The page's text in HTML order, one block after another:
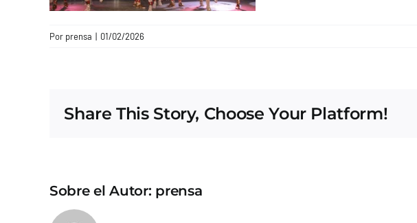
Por prensa | 01/02/2026
Share This Story, Choose Your Platform!
Sobre el Autor: prensa